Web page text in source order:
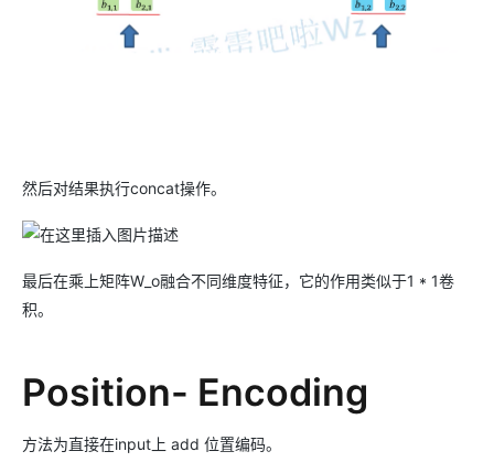
然后对结果执行concat操作。
最后在乘上矩阵W_o融合不同维度特征，它的作用类似于1 * 1卷
积。
Position- Encoding
方法为直接在input上 add 位置编码。